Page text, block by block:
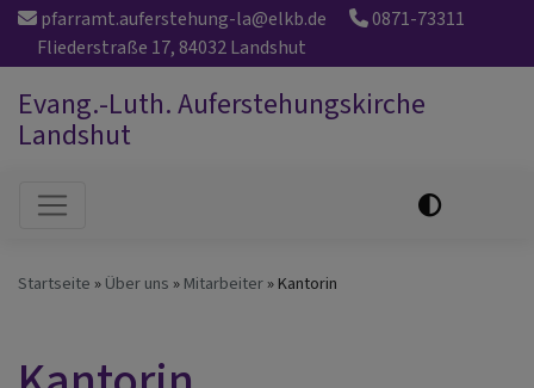
Direkt
Inhalt
pfarramt.auferstehung-la@elkb.de
0871-73311
Fliederstraße 17, 84032 Landshut
Evang.-Luth. Auferstehungskirche
Landshut
Hauptnavigation
Startseite Über uns Mitarbeiter Kantorin